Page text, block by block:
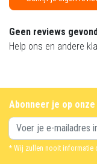
Geen reviews
Help ons en andere
Abonneer je op
* Wij zullen nooit informatie